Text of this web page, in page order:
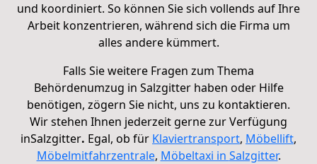
und koordiniert. So können Sie sich vollends auf Ihre
Arbeit konzentrieren, während sich die Firma um
alles andere kümmert.
Falls Sie weitere Fragen zum Thema
Behördenumzug in Salzgitter haben oder Hilfe
benötigen, zögern Sie nicht, uns zu kontaktieren.
Wir stehen Ihnen jederzeit gerne zur Verfügung
inSalzgitter. Egal, ob für Klaviertransport, Möbellift,
Möbelmitfahrzentrale, Möbeltaxi in Salzgitter.